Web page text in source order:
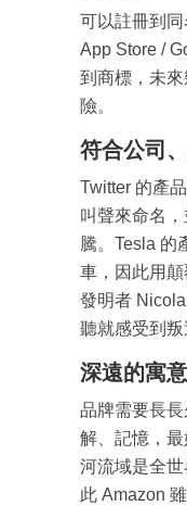
可以註冊到
App Store /
到商標，未
險。
符合公司
Twitter 的產
叫聲來命名
騰。Tesla 的
車，因此用
發明者
聽就感受到叛
深遠的寓意
品牌需要長
解、記憶，
河流域是全
此 Amazon